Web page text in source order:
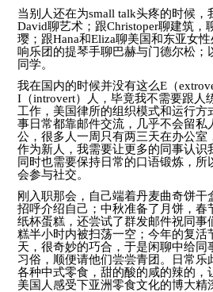
当别人还在为small talk头疼的时候，
David聊艺术；跟Christoper聊建筑，
璎；跟Hana和Eliza聊美国和东亚女
响乐团的提琴手聊巴赫与门德尔松；
同学。
我在国内的时候并没有这么E （
I （introvert）人，毕竟我不需要跟人
工作，美国律所的组织模式和运行方
事日常都靠邮件交流，几乎不会留私
公，很多人一周只有两三天在办公室
作为新人，我需要让更多的同事认识
同时也需要保持日常的口语锻炼，所
会参与社交。
刚入职那会，自己端着丹麦曲奇饼干
招呼介绍自己；中秋准备了月饼，春
纸杯蛋糕，还尝试了群发邮件祝同事
糕半小时内被扫荡一空；今年的复活
天，很奇妙的巧合，于是闲聊中给同
习俗，顺便请他们尝尝青团。日常乐
各种中式零食，甜的酸的咸的辣的，
美国人感受下亚洲零食文化的博大精